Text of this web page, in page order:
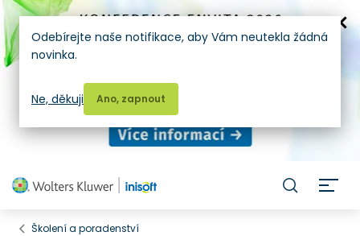
Školení a poradenství
Odebírejte naše notifikace, aby Vám neutekla žádná
novinka.
Ano, zapnout
Ne, děkuji